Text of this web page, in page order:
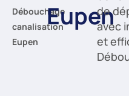
Débouchage
canalisation
Eupen
Eupen
de
avec
et